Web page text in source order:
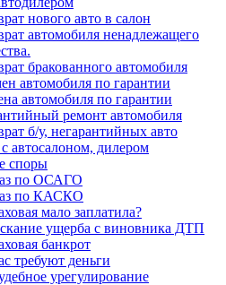
нового авто в салон
автомобиля ненадлежащего
бракованного автомобиля
автомобиля по гарантии
автомобиля по гарантии
ремонт автомобиля
б/у, негарантийных авто
автосалоном, дилером
споры
по ОСАГО
по КАСКО
мало заплатила?
ущерба с виновника ДТП
банкрот
требуют деньги
урегулирование